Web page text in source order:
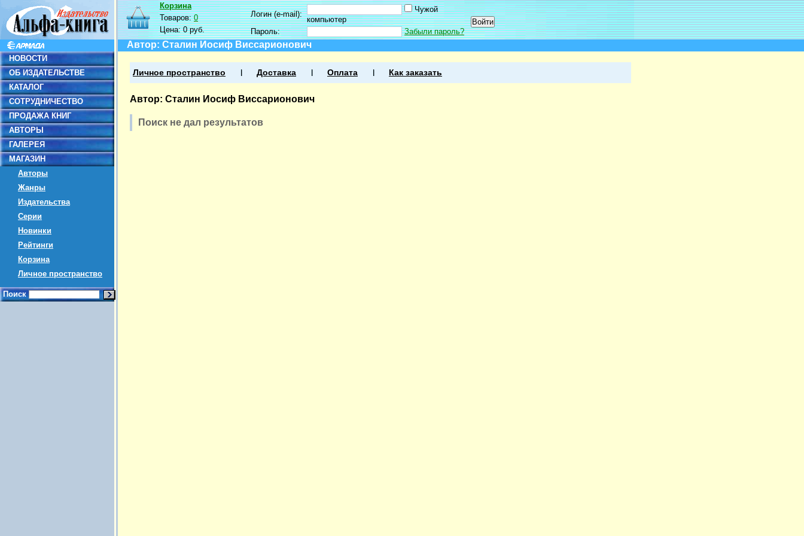
НОВОСТИ
ОБ ИЗДАТЕЛЬСТВЕ
КАТАЛОГ
СОТРУДНИЧЕСТВО
ПРОДАЖА КНИГ
АВТОРЫ
ГАЛЕРЕЯ
МАГАЗИН
Авторы
Жанры
Издательства
Серии
Новинки
Рейтинги
Корзина
Личное пространство
Поиск
Корзина
Товаров:0
Цена:0 руб.
Логин (e-mail):
Чужой
компьютер
Пароль:
Забыли пароль?
Автор: Сталин Иосиф Виссарионович
Личное пространство Доставка Оплата Как заказать
Автор: Сталин Иосиф Виссарионович
Поиск не дал результатов